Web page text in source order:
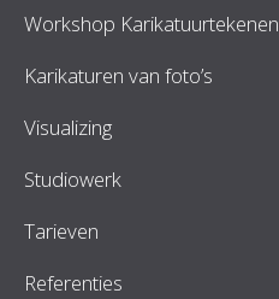
Workshop Karikatuurtekenen
Karikaturen van foto’s
Visualizing
Studiowerk
Tarieven
Referenties